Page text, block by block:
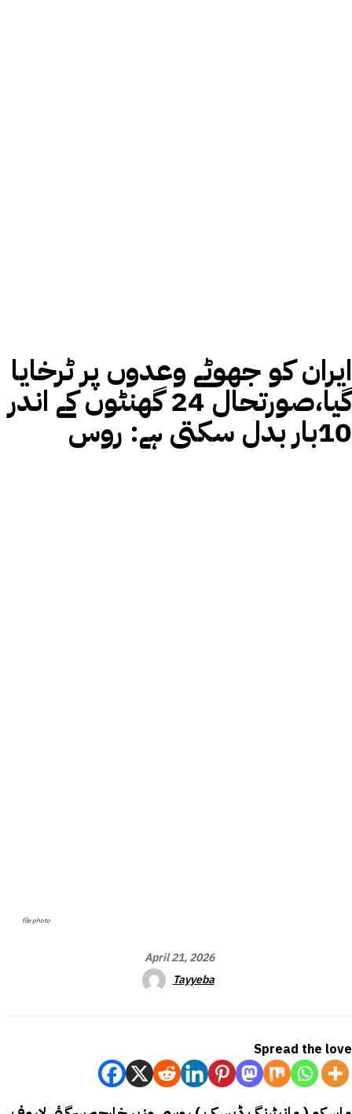
ایران کو جھوٹے وعدوں پر ٹرخایا
گیا،صورتحال 24 گھنٹوں کے اندر
10بار بدل سکتی ہے: روس
file photo
April 21, 2026
Tayyeba
Spread the love